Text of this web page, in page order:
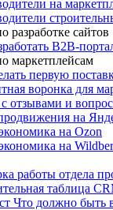
на
разработке сайтов
B2B-
маркетплейсам
первую
воронка для
с отзывами и
на
на Ozon
на
работы отдела
таблица
Что должно быть